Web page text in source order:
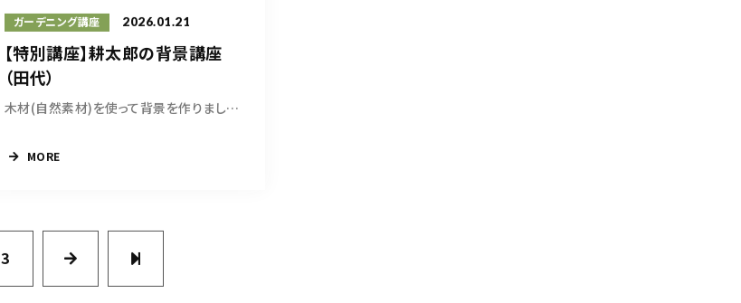
ガーデニング講座 2026.01.21
【特別講座】耕太郎の背景講座
（田代）
木材(自然素材)を使って背景を作りましょう。 エ...
MORE
3